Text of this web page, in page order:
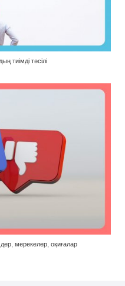
тиімді тәсілі
мерекелер, оқиғалар